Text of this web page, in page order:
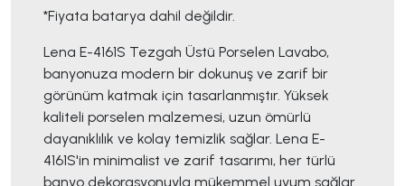
*Fiyata batarya dahil değildir.
Lena E-4161S Tezgah Üstü Porselen Lavabo,
banyonuza modern bir dokunuş ve zarif bir
görünüm katmak için tasarlanmıştır. Yüksek
kaliteli porselen malzemesi, uzun ömürlü
dayanıklılık ve kolay temizlik sağlar. Lena E-
4161S'in minimalist ve zarif tasarımı, her türlü
banyo dekorasyonuyla mükemmel uyum sağlar